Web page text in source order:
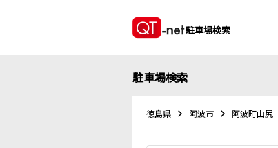
駐車場検索
駐車場検索
徳島県 阿波市 阿波町山尻